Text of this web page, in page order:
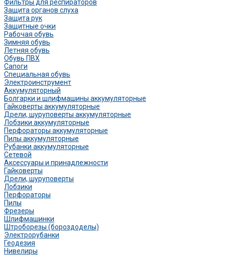
Фильтры для респираторов
Защита органов слуха
Защита рук
Защитные очки
Рабочая обувь
Зимняя обувь
Летняя обувь
Обувь ПВХ
Сапоги
Специальная обувь
Электроинструмент
Аккумуляторный
Болгарки и шлифмашины аккумуляторные
Гайковерты аккумуляторные
Дрели, шуруповерты аккумуляторные
Лобзики аккумуляторные
Перфораторы аккумуляторные
Пилы аккумуляторные
Рубанки аккумуляторные
Сетевой
Аксессуары и принадлежности
Гайковерты
Дрели, шуруповерты
Лобзики
Перфораторы
Пилы
Фрезеры
Шлифмашинки
Штроборезы (бороздоделы)
Электрорубанки
Геодезия
Нивелиры